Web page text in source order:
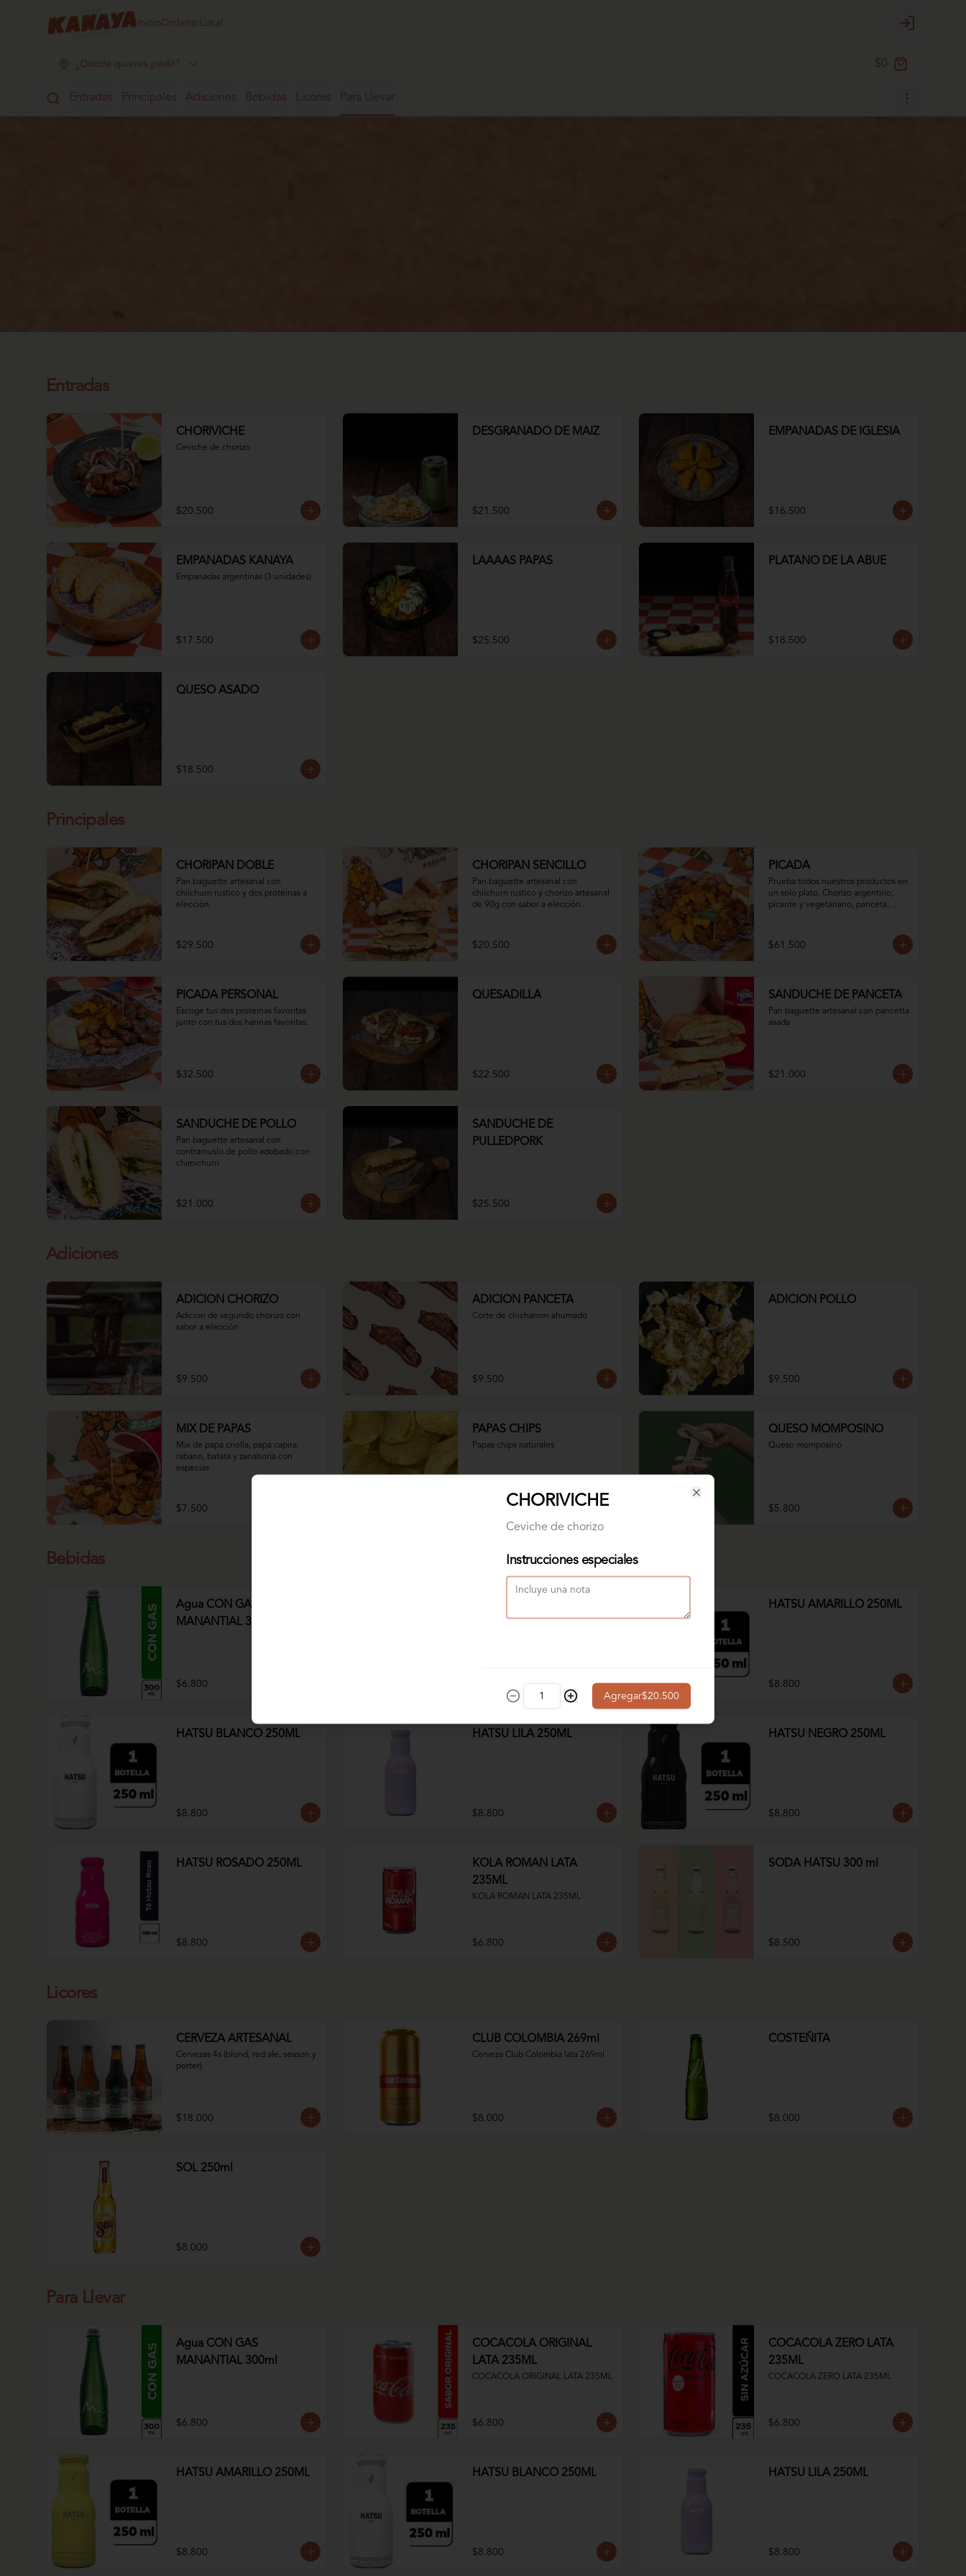
InicioOrdenar Local
Login
¿Dónde quieres pedir? $0
Entradas Principales Adiciones Bebidas Licores Para Llevar
Entradas
CHORIVICHE
Ceviche de chorizo
$20.500
DESGRANADO DE MAIZ
$21.500
EMPANADAS DE IGLESIA
$16.500
EMPANADAS KANAYA
Empanadas argentinas (3 unidades)
$17.500
LAAAAS PAPAS
$25.500
PLATANO DE LA ABUE
$18.500
QUESO ASADO
$18.500
Principales
CHORIPAN DOBLE
Pan baguette artesanal con
chiichurri rustico y dos proteinas a
elección.
$29.500
CHORIPAN SENCILLO
Pan baguette artesanal con
chiichurri rustico y chorizo artesanal
de 90g con sabor a elección.
$20.500
PICADA
Prueba todos nuestros productos en
un solo plato. Chorizo argentino,
picante y vegetariano, panceta,
momposino y nuestro mix de papas.
$61.500
PICADA PERSONAL
Escoge tus dos proteinas favoritas
junto con tus dos harinas favoritas.
$32.500
QUESADILLA
$22.500
SANDUCHE DE PANCETA
Pan baguette artesanal con pancetta
asada
$21.000
SANDUCHE DE POLLO
Pan baguette artesanal con
contramuslo de pollo adobado con
chimichurri
$21.000
SANDUCHE DE
PULLEDPORK
$25.500
Adiciones
ADICION CHORIZO
Adicion de segundo chorizo con
sabor a elección
$9.500
ADICION PANCETA
Corte de chicharron ahumado
$9.500
ADICION POLLO
$9.500
MIX DE PAPAS
Mix de papa criolla, papa capira,
rabano, batata y zanahoria con
especias
$7.500
PAPAS CHIPS
Papas chips naturales
QUESO MOMPOSINO
Queso momposino
$5.800
Bebidas
Agua CON GAS
MANANTIAL 300ml
$6.800
HATSU AMARILLO 250ML
$8.800
HATSU BLANCO 250ML
$8.800
HATSU LILA 250ML
$8.800
HATSU NEGRO 250ML
$8.800
HATSU ROSADO 250ML
$8.800
KOLA ROMAN LATA
235ML
KOLA ROMAN LATA 235ML
$6.800
SODA HATSU 300 ml
$8.500
Licores
CERVEZA ARTESANAL
Cervezas 4s (blond, red ale, season y
porter)
$18.000
CLUB COLOMBIA 269ml
Cerveza Club Colombia lata 269ml
$8.000
COSTEÑITA
$8.000
SOL 250ml
$8.000
Para Llevar
Agua CON GAS
MANANTIAL 300ml
$6.800
COCACOLA ORIGINAL
LATA 235ML
COCACOLA ORIGINAL LATA 235ML
$6.800
COCACOLA ZERO LATA
235ML
COCACOLA ZERO LATA 235ML
$6.800
HATSU AMARILLO 250ML
$8.800
HATSU BLANCO 250ML
$8.800
HATSU LILA 250ML
$8.800
CHORIVICHE
Ceviche de chorizo
Instrucciones especiales
Agregar$20.500